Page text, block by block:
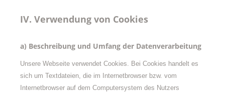
IV. Verwendung von Cookies
a) Beschreibung und Umfang der Datenverarbeitung
Unsere Webseite verwendet Cookies. Bei Cookies handelt es
sich um Textdateien, die im Internetbrowser bzw. vom
Internetbrowser auf dem Computersystem des Nutzers